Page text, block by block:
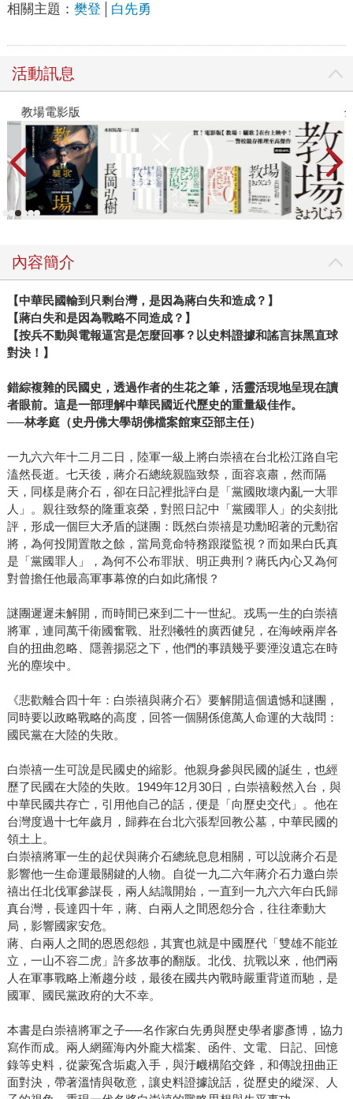
相關主題： 樊登 白先勇
活動訊息
教場電影版
內容簡介
【中華民國輸到只剩台灣，是因為蔣白失和造成？】
【蔣白失和是因為戰略不同造成？】
【按兵不動與電報逼宮是怎麼回事？以史料證據和謠言抹黑直球
對決！】
錯綜複雜的民國史，透過作者的生花之筆，活靈活現地呈現在讀
者眼前。這是一部理解中華民國近代歷史的重量級佳作。
──林孝庭（史丹佛大學胡佛檔案館東亞部主任）
一九六六年十二月二日，陸軍一級上將白崇禧在台北松江路自宅
溘然長逝。七天後，蔣介石總統親臨致祭，面容哀肅，然而隔
天，同樣是蔣介石，卻在日記裡批評白是「黨國敗壞內亂一大罪
人」。親往致祭的隆重哀榮，對照日記中「黨國罪人」的尖刻批
評，形成一個巨大矛盾的謎團：既然白崇禧是功勳昭著的元勳宿
將，為何投閒置散之餘，當局竟命特務跟蹤監視？而如果白氏真
是「黨國罪人」，為何不公布罪狀、明正典刑？蔣氏內心又為何
對曾擔任他最高軍事幕僚的白如此痛恨？
謎團遲遲未解開，而時間已來到二十一世紀。戎馬一生的白崇禧
將軍，連同萬千衛國奮戰、壯烈犧牲的廣西健兒，在海峽兩岸各
自的扭曲忽略、隱善揚惡之下，他們的事蹟幾乎要湮沒遺忘在時
光的塵埃中。
《悲歡離合四十年：白崇禧與蔣介石》要解開這個遺憾和謎團，
同時要以政略戰略的高度，回答一個關係億萬人命運的大哉問：
國民黨在大陸的失敗。
白崇禧一生可說是民國史的縮影。他親身參與民國的誕生，也經
歷了民國在大陸的失敗。1949年12月30日，白崇禧毅然入台，與
中華民國共存亡，引用他自己的話，便是「向歷史交代」。他在
台灣度過十七年歲月，歸葬在台北六張犁回教公墓，中華民國的
領土上。
白崇禧將軍一生的起伏與蔣介石總統息息相關，可以說蔣介石是
影響他一生命運最關鍵的人物。自從一九二六年蔣介石力邀白崇
禧出任北伐軍參謀長，兩人結識開始，一直到一九六六年白氏歸
真台灣，長達四十年，蔣、白兩人之間恩怨分合，往往牽動大
局，影響國家安危。
蔣、白兩人之間的恩恩怨怨，其實也就是中國歷代「雙雄不能並
立，一山不容二虎」許多故事的翻版。北伐、抗戰以來，他們兩
人在軍事戰略上漸趨分歧，最後在國共內戰時嚴重背道而馳，是
國軍、國民黨政府的大不幸。
本書是白崇禧將軍之子──名作家白先勇與歷史學者廖彥博，協力
寫作而成。兩人網羅海內外龐大檔案、函件、文電、日記、回憶
錄等史料，從蒙冤含垢處入手，與汙衊構陷交鋒，和傳說扭曲正
面對決，帶著溫情與敬意，讓史料證據說話，從歷史的縱深、人